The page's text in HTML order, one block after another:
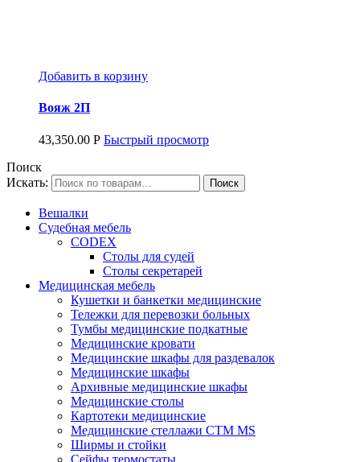
Добавить в корзину
Вояж 2П
43,350.00 Р Быстрый просмотр
Поиск
Искать:
Вешалки
Судебная мебель
CODEX
Столы для судей
Столы секретарей
Медицинская мебель
Кушетки и банкетки медицинские
Тележки для перевозки больных
Тумбы медицинские подкатные
Медицинские кровати
Медицинские шкафы для раздевалок
Медицинские шкафы
Архивные медицинские шкафы
Медицинские столы
Картотеки медицинские
Медицинские стеллажи CTM MS
Ширмы и стойки